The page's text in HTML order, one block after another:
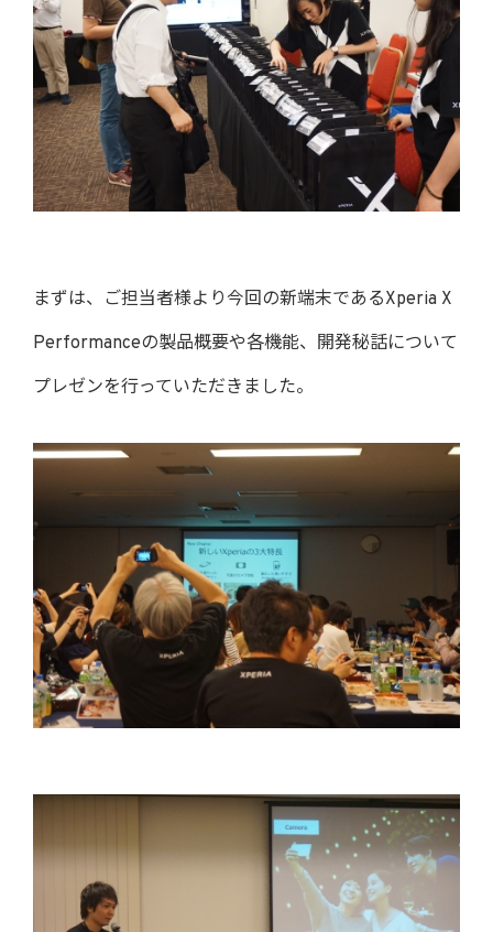
まずは、ご担当者様より今回の新端末であるXperia X
Performanceの製品概要や各機能、開発秘話について
プレゼンを行っていただきました。